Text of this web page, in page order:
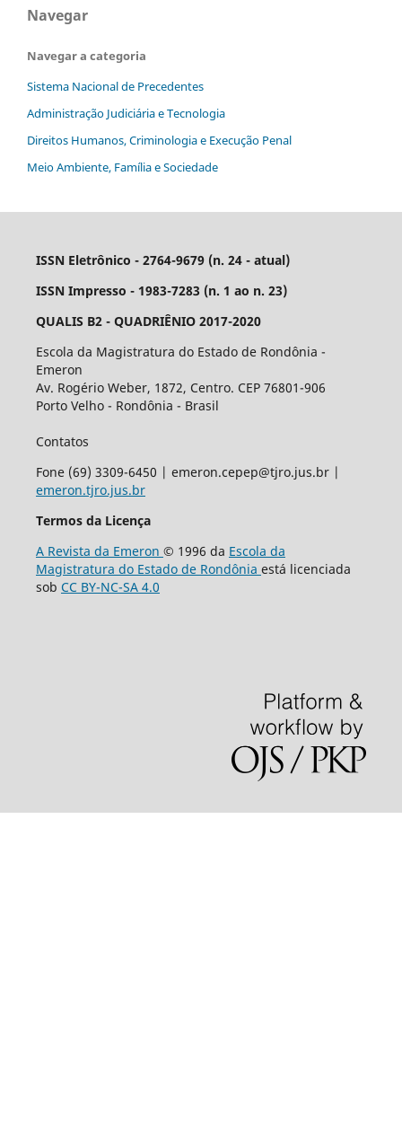
Navegar
Navegar a categoria
Sistema Nacional de Precedentes
Administração Judiciária e Tecnologia
Direitos Humanos, Criminologia e Execução Penal
Meio Ambiente, Família e Sociedade
ISSN Eletrônico - 2764-9679 (n. 24 - atual)
ISSN Impresso - 1983-7283 (n. 1 ao n. 23)
QUALIS B2 - QUADRIÊNIO 2017-2020
Escola da Magistratura do Estado de Rondônia -
Emeron
Av. Rogério Weber, 1872, Centro. CEP 76801-906
Porto Velho - Rondônia - Brasil
Contatos
Fone (69) 3309-6450 | emeron.cepep@tjro.jus.br |
emeron.tjro.jus.br
Termos da Licença
A Revista da Emeron © 1996 da Escola da
Magistratura do Estado de Rondônia está licenciada
sob CC BY-NC-SA 4.0